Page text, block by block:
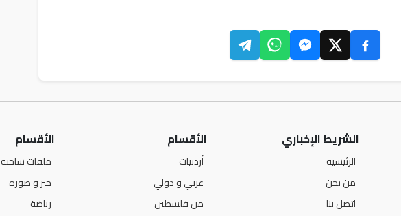
الشريط الإخباري
الرئيسية
من نحن
اتصل بنا
الأقسام
أردنيات
عربي و دولي
من فلسطين
الأقسام
ملفات ساخنة
خبر و صورة
رياضة